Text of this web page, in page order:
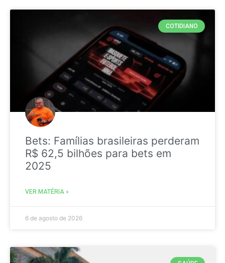
COTIDIANO
Bets: Famílias brasileiras perderam
R$ 62,5 bilhões para bets em
2025
VER MATÉRIA »
6 de agosto de 2026